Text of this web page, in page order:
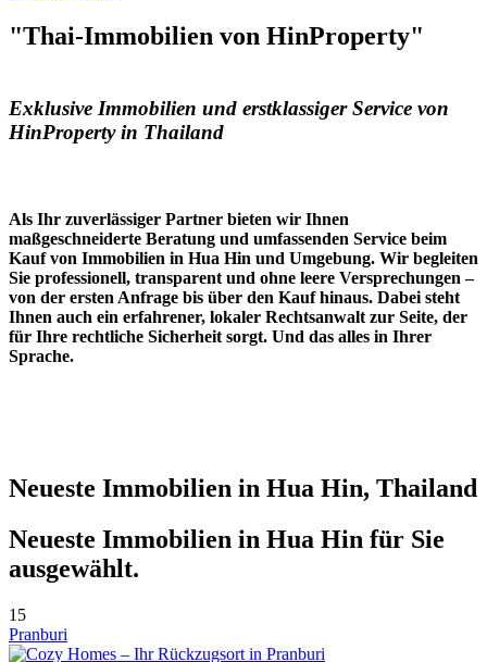
"Thai-Immobilien von HinProperty"
Exklusive Immobilien und erstklassiger Service von
HinProperty in Thailand
Als Ihr zuverlässiger Partner bieten wir Ihnen
maßgeschneiderte Beratung und umfassenden Service beim
Kauf von Immobilien in Hua Hin und Umgebung. Wir begleiten
Sie professionell, transparent und ohne leere Versprechungen –
von der ersten Anfrage bis über den Kauf hinaus. Dabei steht
Ihnen auch ein erfahrener, lokaler Rechtsanwalt zur Seite, der
für Ihre rechtliche Sicherheit sorgt. Und das alles in Ihrer
Sprache.
Neueste Immobilien in Hua Hin, Thailand
Neueste Immobilien in Hua Hin für Sie
ausgewählt.
15
Pranburi